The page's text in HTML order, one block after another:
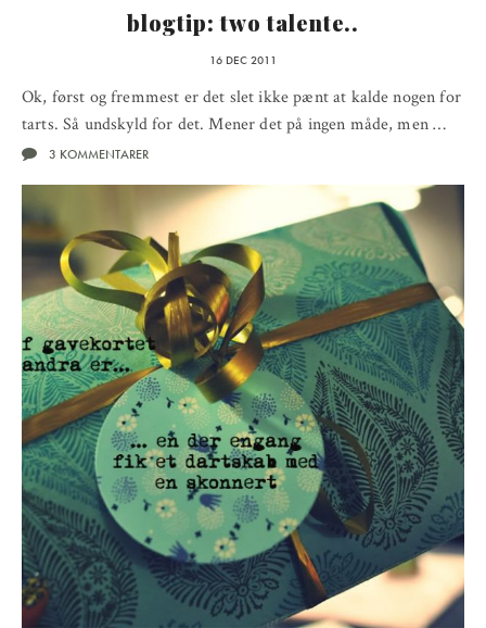
blogtip: two talente..
16 DEC 2011
Ok, først og fremmest er det slet ikke pænt at kalde nogen for
tarts. Så undskyld for det. Mener det på ingen måde, men …
3 KOMMENTARER